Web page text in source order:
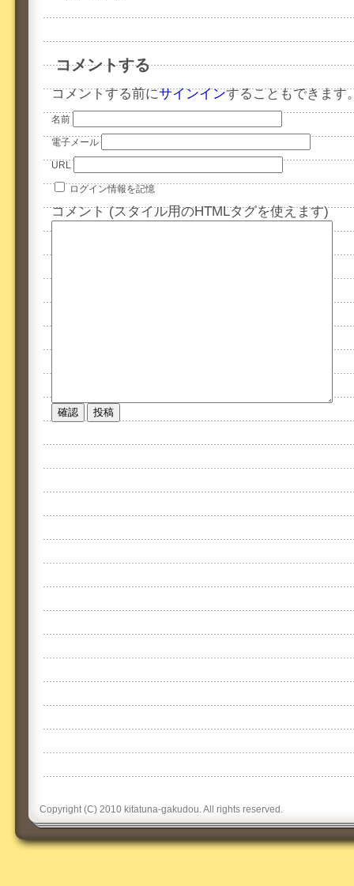
コメントする
コメントする前にサインインすることもできます
名前
電子メール
URL
ログイン情報を記憶
コメント (スタイル用のHTMLタグを使えます)
Copyright (C) 2010 kitatuna-gakudou. All rights reserved.